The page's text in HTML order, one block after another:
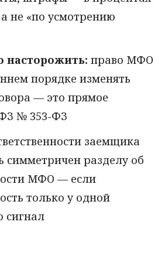
не «по усмотрению
насторожить: право МФО
порядке изменять
— это прямое
№ 353-ФЗ
заемщика
симметричен разделу об
МФО — если
только у одной
сигнал